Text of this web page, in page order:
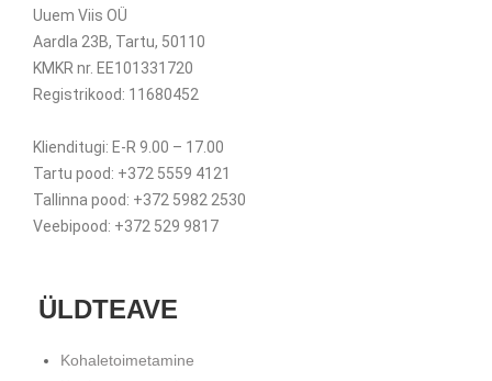
Uuem Viis OÜ
Aardla 23B, Tartu, 50110
KMKR nr. EE101331720
Registrikood: 11680452
Klienditugi: E-R 9.00 – 17.00
Tartu pood: +372 5559 4121
Tallinna pood: +372 5982 2530
Veebipood: +372 529 9817
ÜLDTEAVE
Kohaletoimetamine